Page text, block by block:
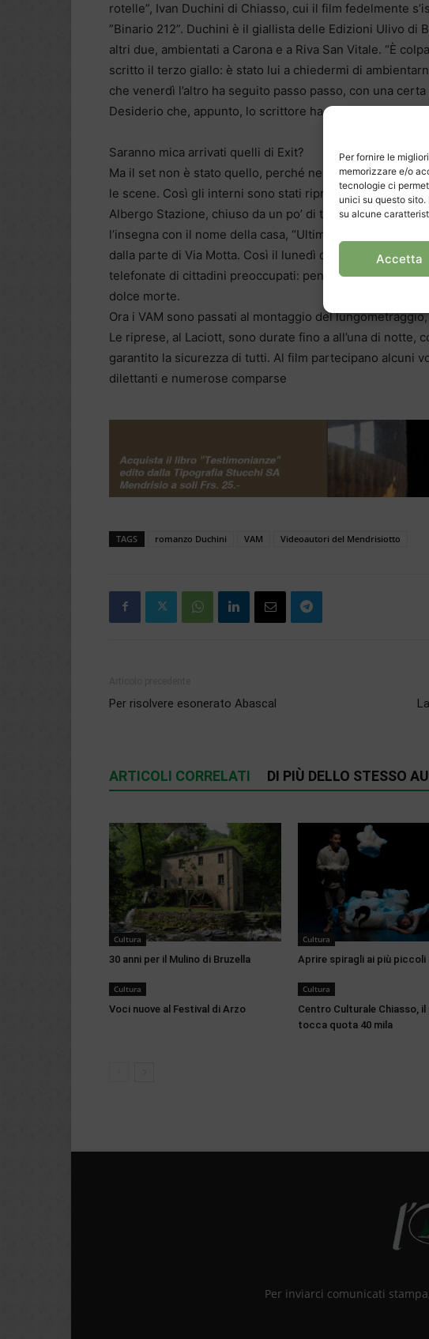
Per fornire le
memorizzare e/o
tecnologie ci
unici su questo
su alcune
Accetta
rotelle”, Ivan Duchini di Chiasso, cui il film fedelmente
”Binario 212”. Duchini è il giallista delle Edizioni Ulivo di
altri due, ambientati a Carona e a Riva San Vitale. “È
scritto il terzo giallo: è stato lui a chiedermi di
che venerdì l’altro ha seguito passo passo, con una
Desiderio che, appunto, lo scrittore ha esaudito, visto
Saranno mica arrivati quelli di Exit?
Ma il set non è stato quello, perché nella casa anziani
le scene. Così gli interni sono stati ripresi un sabato e
Albergo Stazione, chiuso da un po’ di tempo, trasformato
l’insegna con il nome della casa, “Ultimo respiro”, finite
dalla parte di Via Motta. Così il lunedì diversi uffici
telefonate di cittadini preoccupati: pensavano che lì si
dolce morte.
Ora i VAM sono passati al montaggio del
Le riprese, al Laciott, sono durate fino a all’una di notte,
garantito la sicurezza di tutti. Al film partecipano alcuni
dilettanti e numerose comparse
TAGS romanzo Duchini VAM Videoautori del Mendrisiotto
Per risolvere esonerato Abascal
ARTICOLI CORRELATI DI PIÙ DELLO STESSO
Cultura
30 anni per il Mulino di Bruzella
Cultura
Aprire spiragli ai più piccoli
Cultura
Voci nuove al Festival di Arzo
Cultura
Centro Culturale Chiasso,
tocca quota 40 mila
Per inviarci comunicati